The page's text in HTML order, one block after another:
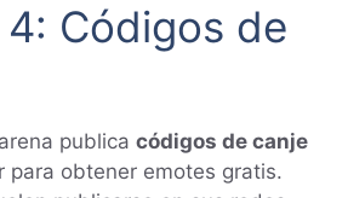
Códigos de
publica códigos de canje
para obtener emotes gratis.